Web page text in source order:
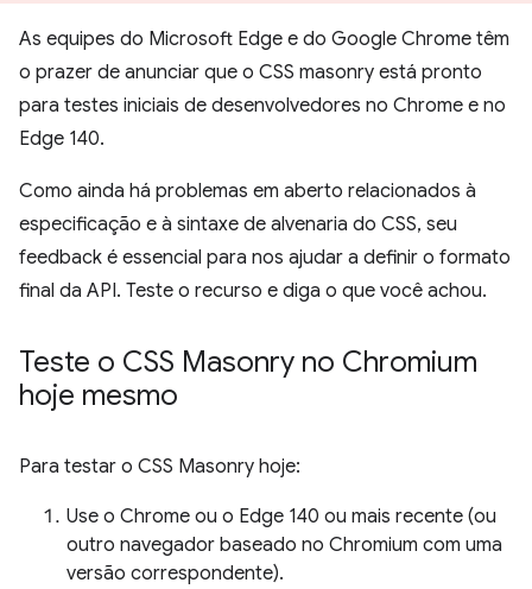
As equipes do Microsoft Edge e do Google Chrome têm
o prazer de anunciar que o CSS masonry está pronto
para testes iniciais de desenvolvedores no Chrome e no
Edge 140.
Como ainda há problemas em aberto relacionados à
especificação e à sintaxe de alvenaria do CSS, seu
feedback é essencial para nos ajudar a definir o formato
final da API. Teste o recurso e diga o que você achou.
Teste o CSS Masonry no Chromium
hoje mesmo
Para testar o CSS Masonry hoje:
Use o Chrome ou o Edge 140 ou mais recente (ou
outro navegador baseado no Chromium com uma
versão correspondente).